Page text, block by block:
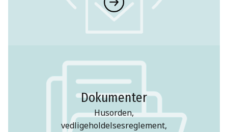
Dokumenter
Husorden,
vedligeholdelsesreglement,